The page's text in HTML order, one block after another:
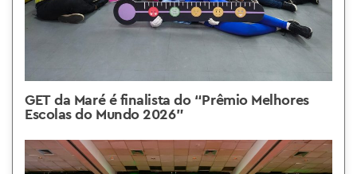
GET da Maré é finalista do “Prêmio Melhores
Escolas do Mundo 2026”